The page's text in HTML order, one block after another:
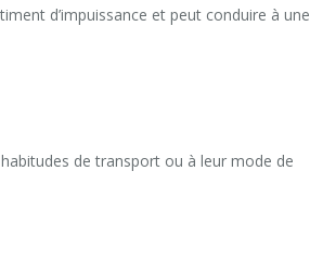
d’impuissance et peut conduire à une
de transport ou à leur mode de